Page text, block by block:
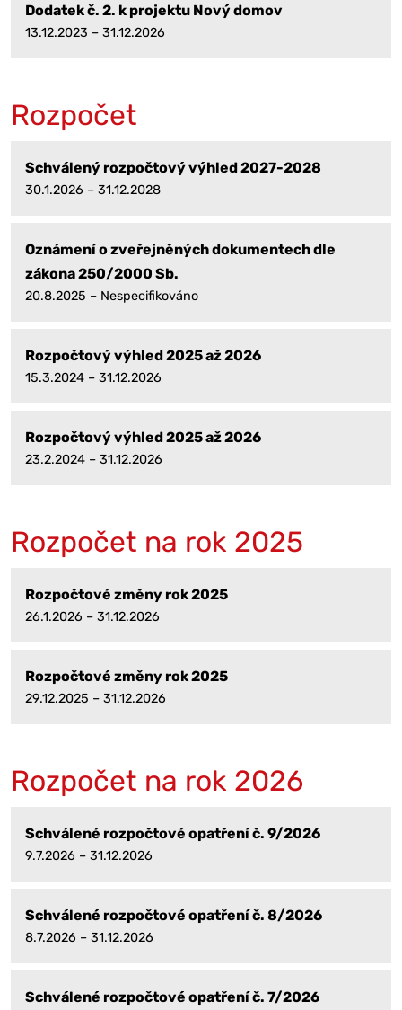
Dodatek č. 2. k projektu Nový domov
13.12.2023 – 31.12.2026
Rozpočet
Schválený rozpočtový výhled 2027-2028
30.1.2026 – 31.12.2028
Oznámení o zveřejněných dokumentech dle
zákona 250/2000 Sb.
20.8.2025 – Nespecifikováno
Rozpočtový výhled 2025 až 2026
15.3.2024 – 31.12.2026
Rozpočtový výhled 2025 až 2026
23.2.2024 – 31.12.2026
Rozpočet na rok 2025
Rozpočtové změny rok 2025
26.1.2026 – 31.12.2026
Rozpočtové změny rok 2025
29.12.2025 – 31.12.2026
Rozpočet na rok 2026
Schválené rozpočtové opatření č. 9/2026
9.7.2026 – 31.12.2026
Schválené rozpočtové opatření č. 8/2026
8.7.2026 – 31.12.2026
Schválené rozpočtové opatření č. 7/2026